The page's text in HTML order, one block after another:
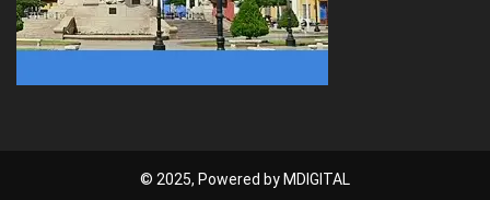
© 2025, Powered by MDIGITAL